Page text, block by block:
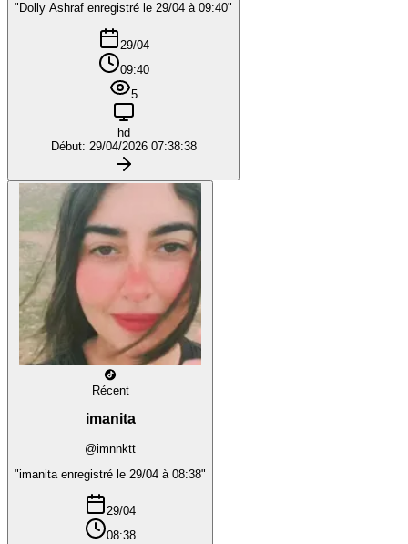
"Dolly Ashraf enregistré le 29/04 à 09:40"
29/04
09:40
5
hd
Début: 29/04/2026 07:38:38
Récent
imanita
@imnnktt
"imanita enregistré le 29/04 à 08:38"
29/04
08:38